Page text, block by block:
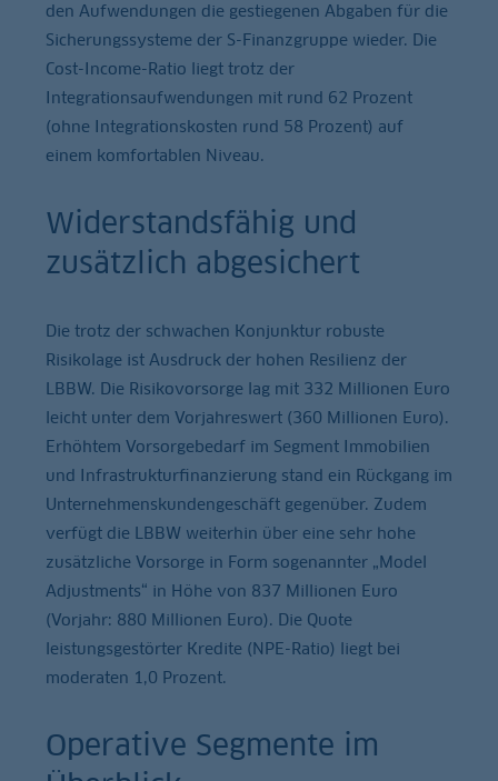
den Aufwendungen die gestiegenen Abgaben für die
Sicherungssysteme der S-Finanzgruppe wieder. Die
Cost-Income-Ratio liegt trotz der
Integrationsaufwendungen mit rund 62 Prozent
(ohne Integrationskosten rund 58 Prozent) auf
einem komfortablen Niveau.
Widerstandsfähig und
zusätzlich abgesichert
Die trotz der schwachen Konjunktur robuste
Risikolage ist Ausdruck der hohen Resilienz der
LBBW. Die Risikovorsorge lag mit 332 Millionen Euro
leicht unter dem Vorjahreswert (360 Millionen Euro).
Erhöhtem Vorsorgebedarf im Segment Immobilien
und Infrastrukturfinanzierung stand ein Rückgang im
Unternehmenskundengeschäft gegenüber. Zudem
verfügt die LBBW weiterhin über eine sehr hohe
zusätzliche Vorsorge in Form sogenannter „Model
Adjustments“ in Höhe von 837 Millionen Euro
(Vorjahr: 880 Millionen Euro). Die Quote
leistungsgestörter Kredite (NPE-Ratio) liegt bei
moderaten 1,0 Prozent.
Operative Segmente im